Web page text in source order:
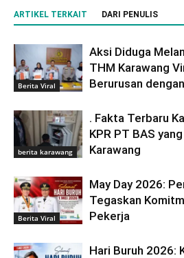
ARTIKEL TERKAIT DARI PENULIS
Berita Viral
Aksi Diduga
THM Karawang
Berurusan
berita karawang
. Fakta Terbaru
KPR PT BAS
Karawang
Berita Viral
May Day 2026:
Tegaskan
Pekerja
Hari Buruh 2026: